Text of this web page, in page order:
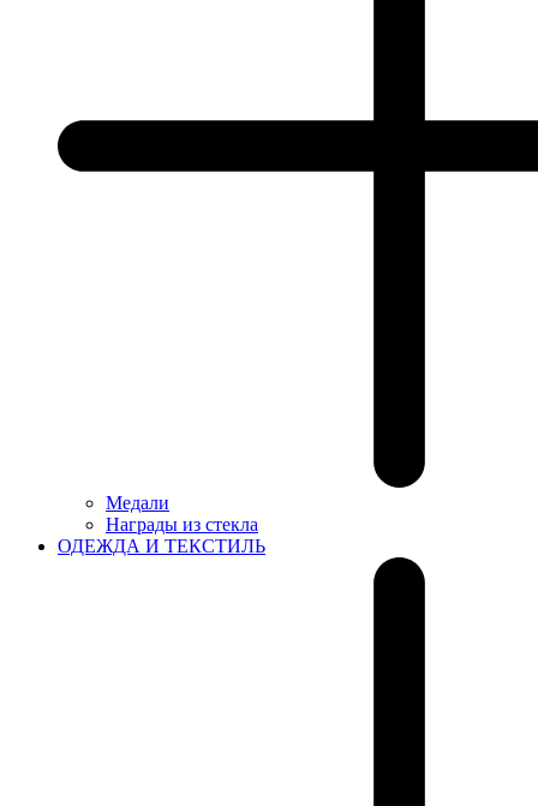
Медали
Награды из стекла
ОДЕЖДА И ТЕКСТИЛЬ